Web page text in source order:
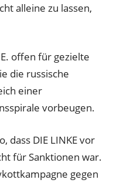
alleine zu lassen,
offen für gezielte
die russische
einer
vorbeugen.
dass DIE LINKE vor
für Sanktionen war.
gegen